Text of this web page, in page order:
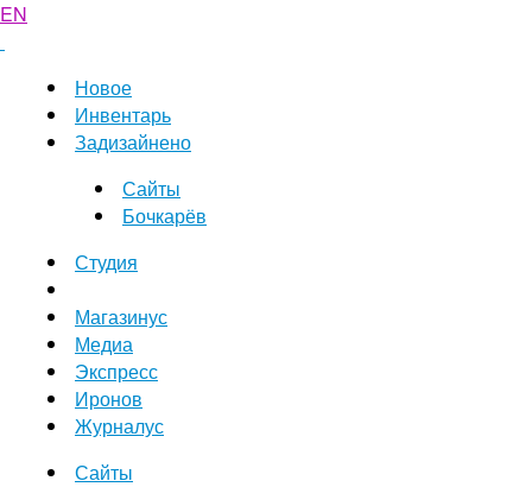
EN
Новое
Инвентарь
Задизайнено
Сайты
Бочкарёв
Студия
Магазинус
Медиа
Экспресс
Иронов
Журналус
Сайты